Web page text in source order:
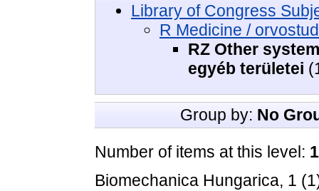
Library of Congress
R Medicine /
RZ Other
egyéb területei
Group by: No
Number of items at this level:
Biomechanica Hungarica, 1